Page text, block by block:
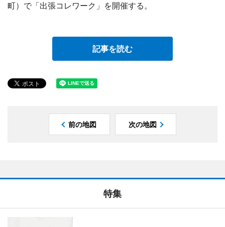
町）で「出張コレワーク」を開催する。
記事を読む
前の地図 次の地図
特集